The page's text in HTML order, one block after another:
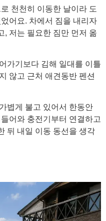
천천히 이동한 날이라 도
어요. 차에서 짐을 내리자
, 저는 필요한 짐만 먼저 옮
가기보다 김해 일대를 이틀
않고 근처 애견동반 펜션
볍게 불고 있어서 한동안
어와 충전기부터 연결하고
뒤 내일 이동 동선을 생각